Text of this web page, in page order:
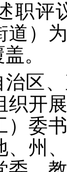
职评
道）
。
区
织开
）委
、州